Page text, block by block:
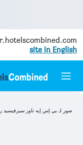
site in English
صور لـ بي إس إيه تاور سيرفيسيد